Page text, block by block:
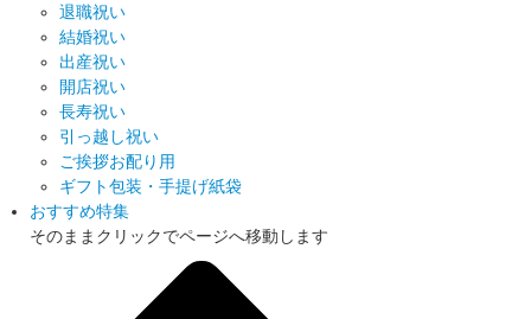
退職祝い
結婚祝い
出産祝い
開店祝い
長寿祝い
引っ越し祝い
ご挨拶お配り用
ギフト包装・手提げ紙袋
おすすめ特集
そのままクリックでページへ移動します